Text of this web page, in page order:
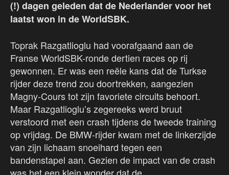
(!) dagen geleden dat de Nederlander voor het
laatst won in de WorldSBK.
Toprak Razgatlioglu had voorafgaand aan de
Franse WorldSBK-ronde dertien races op rij
gewonnen. Er was een reële kans dat de Turkse
rijder deze trend zou doortrekken, aangezien
Magny-Cours tot zijn favoriete circuits behoort.
Maar Razgatlioglu’s zegereeks werd bruut
verstoord met een crash tijdens de tweede training
op vrijdag. De BMW-rijder kwam met de linkerzijde
van zijn lichaam snoeihard tegen een
bandenstapel aan. Gezien de impact van de crash